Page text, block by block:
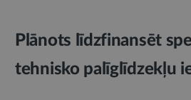
Plānots līdzfinansēt
tehnisko palīglīdzekļu